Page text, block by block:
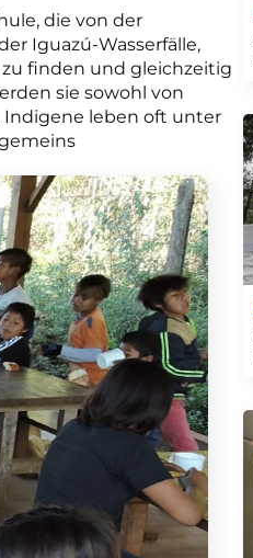
die von der
Iguazú-Wasserfälle,
zu finden und gleichzeitig
sie sowohl von
Indigene leben oft unter